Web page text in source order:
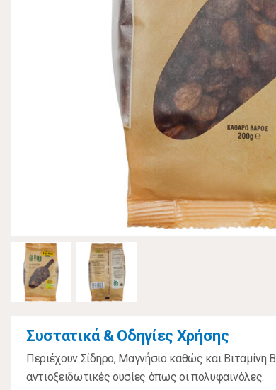
Συστατικά & Οδηγίες Χρήσης
Περιέχουν Σίδηρο, Μαγνήσιο καθώς και Βιταμίνη
αντιοξειδωτικές ουσίες όπως οι πολυφαινόλες.